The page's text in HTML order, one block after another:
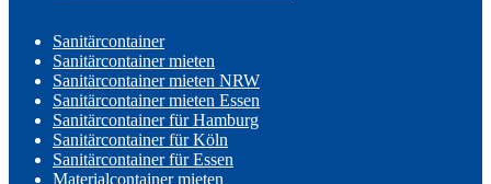
Sanitärcontainer
Sanitärcontainer mieten
Sanitärcontainer mieten NRW
Sanitärcontainer mieten Essen
Sanitärcontainer für Hamburg
Sanitärcontainer für Köln
Sanitärcontainer für Essen
Materialcontainer mieten